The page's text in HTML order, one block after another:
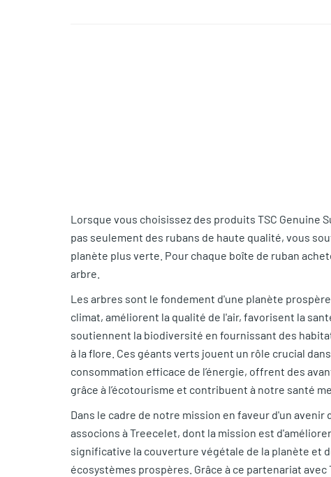
Lorsque vous choisissez des produits TSC Genuine
pas seulement des rubans de haute qualité, vous
planète plus verte. Pour chaque boîte de ruban
arbre.
Les arbres sont le fondement d'une planète
climat, améliorent la qualité de l'air, favorisent la
soutiennent la biodiversité en fournissant des
à la flore. Ces géants verts jouent un rôle crucial dans
consommation efficace de l’énergie, offrent des
grâce à l’écotourisme et contribuent à notre santé
Dans le cadre de notre mission en faveur d'un avenir
associons à Treecelet, dont la mission est
significative la couverture végétale de la planète et
écosystèmes prospères. Grâce à ce partenariat avec